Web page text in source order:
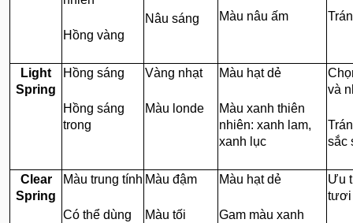
Hồng vàng
Nâu sáng Màu nâu ấm
Light
Spring
Hồng sáng
Hồng sáng
trong
Vàng nhạt
Màu londe
Màu hạt dẻ
Màu xanh thiên
nhiên: xanh lam,
xanh lục
và
sắc
Clear
Spring
Màu trung tính
Có thể dùng
Màu đậm
Màu tối
Màu hạt dẻ
Gam màu xanh
Ưu
tươi